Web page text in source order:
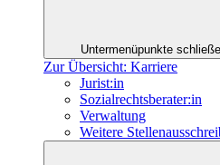
Untermenüpunkte
Zur Übersicht: Karriere
Jurist:in
Sozialrechtsberater:in
Verwaltung
Weitere